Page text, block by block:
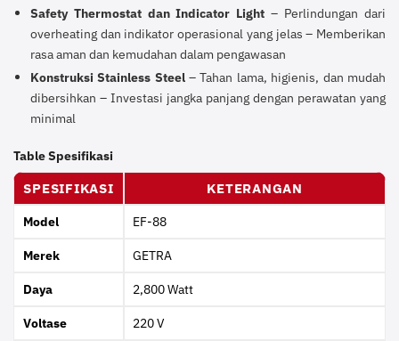
Safety Thermostat dan Indicator Light – Perlindungan dari
overheating dan indikator operasional yang jelas – Memberikan
rasa aman dan kemudahan dalam pengawasan
Konstruksi Stainless Steel– Tahan lama, higienis, dan mudah
dibersihkan – Investasi jangka panjang dengan perawatan yang
minimal
Table Spesifikasi
SPESIFIKASI
KETERANGAN
Model EF-88
Merek GETRA
Daya 2,800 Watt
Voltase 220 V